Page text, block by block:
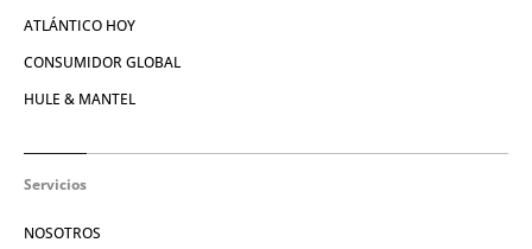
ATLÁNTICO HOY
CONSUMIDOR GLOBAL
HULE & MANTEL
Servicios
NOSOTROS